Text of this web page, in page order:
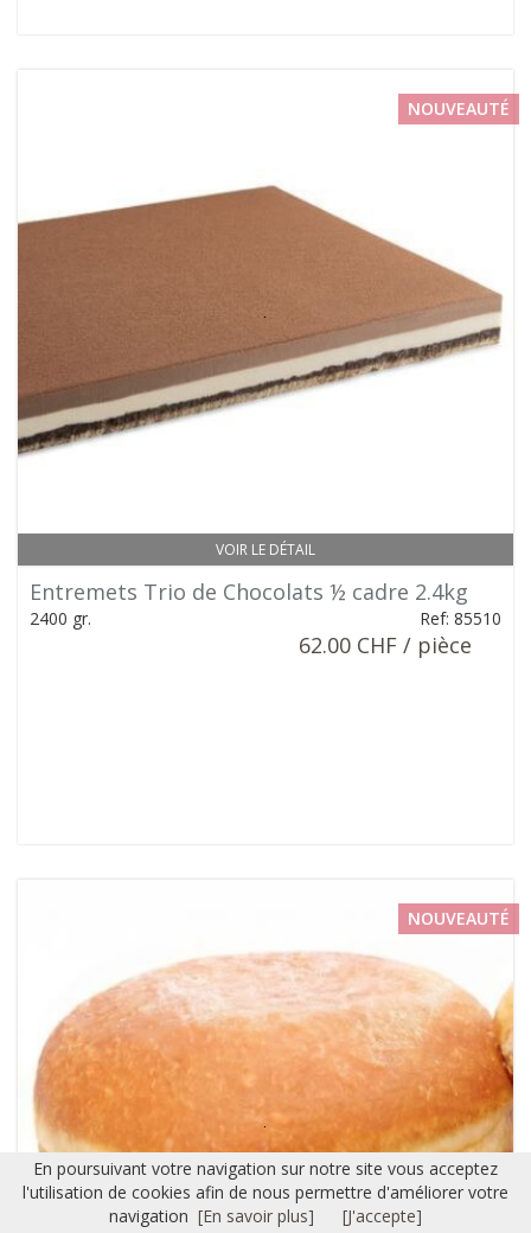
VOIR LE DÉTAIL
NOUVEAUTÉ
Entremets Trio de Chocolats ½ cadre 2.4kg
2400 gr. Ref: 85510
62.00 CHF / pièce
NOUVEAUTÉ
En poursuivant votre navigation sur notre site vous acceptez
l'utilisation de cookies afin de nous permettre d'améliorer votre
navigation [En savoir plus] [J'accepte]